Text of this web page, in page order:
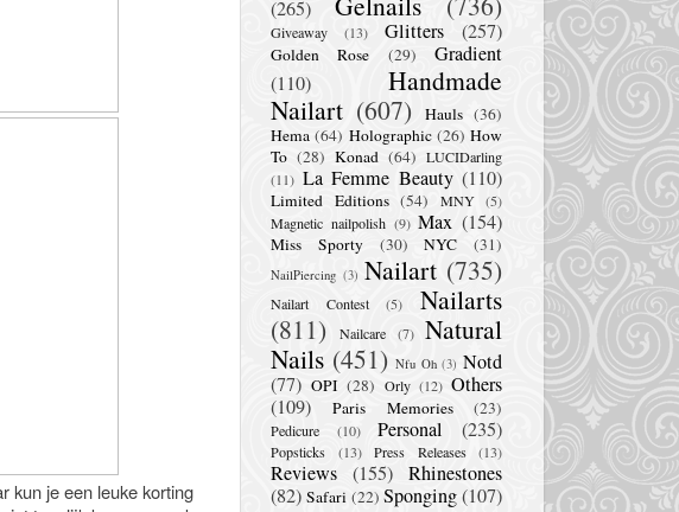
kun je een leuke korting
(265)
Giveaway (13) Glitters (257)
Golden Rose (29)
Gradient
(110)
Handmade
Nailart (607) Hauls (36)
Hema (64) Holographic (26) How
To (28) Konad (64) LUCIDarling
(11) La Femme Beauty (110)
Limited Editions (54) MNY (5)
Magnetic nailpolish (9) Max (154)
Miss Sporty (30) NYC (31)
NailPiercing (3) Nailart (735)
Nailart Contest (5)
Nailarts
(811)
Nailcare (7) Natural
Nails (451) Nfu Oh (3) Notd
(77) OPI (28) Orly (12) Others
(109)
Paris Memories (23)
Pedicure (10) Personal (235)
Popsticks (13) Press Releases (13)
Reviews (155) Rhinestones
(82) Safari (22) Sponging(107)